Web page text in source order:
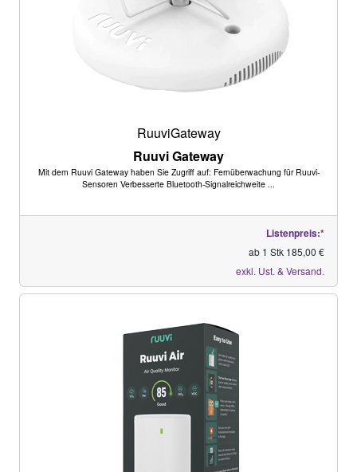
RuuviGateway
Ruuvi Gateway
Mit dem Ruuvi Gateway haben Sie Zugriff auf: Fernüberwachung für Ruuvi-
Sensoren Verbesserte Bluetooth-Signalreichweite ...
Listenpreis:*
ab 1 Stk 185,00 €
exkl. Ust. & Versand.